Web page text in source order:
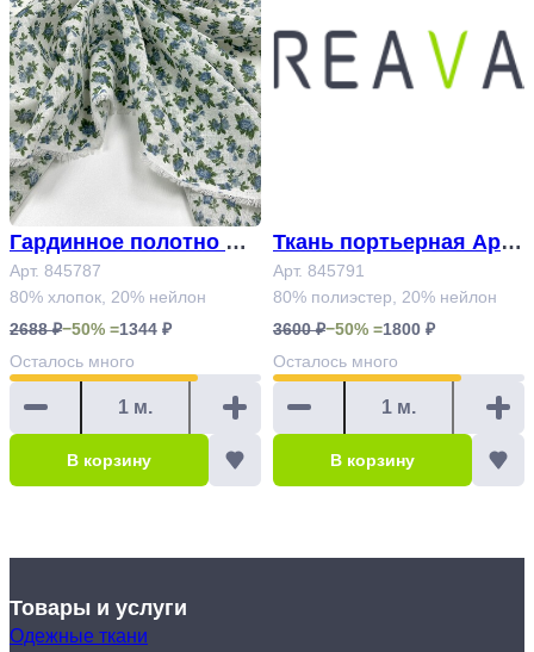
Гардинное полотно Ар
т.845787
Арт. 845787
80% хлопок, 20% нейлон
2688 ₽−50% =1344 ₽
Осталось много
В корзину
Ткань портьерная Арт.
845791
Арт. 845791
80% полиэстер, 20% нейлон
3600 ₽−50% =1800 ₽
Осталось много
В корзину
Товары и услуги
Одежные ткани